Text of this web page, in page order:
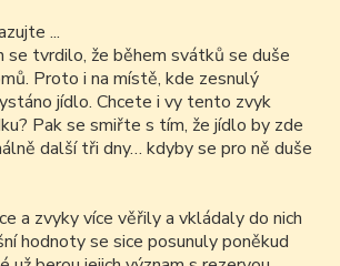
...
se tvrdilo, že během svátků se duše
Proto i na místě, kde zesnulý
jídlo. Chcete i vy tento zvyk
Pak se smiřte s tím, že jídlo by zde
další tři dny… kdyby se pro ně duše
a zvyky více věřily a vkládaly do nich
hodnoty se sice posunuly poněkud